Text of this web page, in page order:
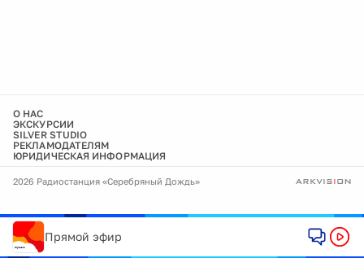
О НАС
ЭКСКУРСИИ
SILVER STUDIO
РЕКЛАМОДАТЕЛЯМ
ЮРИДИЧЕСКАЯ ИНФОРМАЦИЯ
2026 Радиостанция «Серебряный Дождь»
Прямой эфир